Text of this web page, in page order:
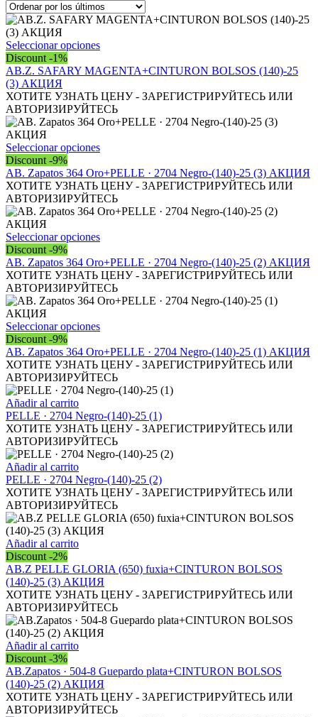
los
últimos
Seleccionar opcionesEste
tiene
variantes.
Las
opciones
pueden
en
la
página
de
Discount -1%
AB.Z. SAFARY MAGENTA+CINTURON BOLSOS (140)-25
(3) АКЦИЯ
ХОТИТЕ УЗНАТЬ ЦЕНУ - ЗАРЕГИСТРИРУЙТЕСЬ ИЛИ
АВТОРИЗИРУЙТЕСЬ
Seleccionar opcionesEste
tiene
múltiples
variantes.
Las
se
elegir
en
la
página
producto
Discount -9%
AB. Zapatos 364 Oro+PELLE · 2704 Negro-(140)-25 (3) АКЦИЯ
ХОТИТЕ УЗНАТЬ ЦЕНУ - ЗАРЕГИСТРИРУЙТЕСЬ ИЛИ
АВТОРИЗИРУЙТЕСЬ
Seleccionar opcionesEste
tiene
múltiples
variantes.
Las
se
elegir
en
la
página
producto
Discount -9%
AB. Zapatos 364 Oro+PELLE · 2704 Negro-(140)-25 (2) АКЦИЯ
ХОТИТЕ УЗНАТЬ ЦЕНУ - ЗАРЕГИСТРИРУЙТЕСЬ ИЛИ
АВТОРИЗИРУЙТЕСЬ
Seleccionar opcionesEste
tiene
múltiples
variantes.
Las
se
pueden
elegir
en
página
de
producto
Discount -9%
AB. Zapatos 364 Oro+PELLE · 2704 Negro-(140)-25 (1) АКЦИЯ
ХОТИТЕ УЗНАТЬ ЦЕНУ - ЗАРЕГИСТРИРУЙТЕСЬ ИЛИ
АВТОРИЗИРУЙТЕСЬ
Añadir al carrito
PELLE · 2704 Negro-(140)-25 (1)
ХОТИТЕ УЗНАТЬ ЦЕНУ - ЗАРЕГИСТРИРУЙТЕСЬ ИЛИ
АВТОРИЗИРУЙТЕСЬ
Añadir al carrito
PELLE · 2704 Negro-(140)-25 (2)
ХОТИТЕ УЗНАТЬ ЦЕНУ - ЗАРЕГИСТРИРУЙТЕСЬ ИЛИ
АВТОРИЗИРУЙТЕСЬ
Añadir al carrito
Discount -2%
AB.Z PELLE GLORIA (650) fuxia+CINTURON BOLSOS
(140)-25 (3) АКЦИЯ
ХОТИТЕ УЗНАТЬ ЦЕНУ - ЗАРЕГИСТРИРУЙТЕСЬ ИЛИ
АВТОРИЗИРУЙТЕСЬ
Añadir al carrito
Discount -3%
AB.Zapatos · 504-8 Guepardo plata+CINTURON BOLSOS
(140)-25 (2) АКЦИЯ
ХОТИТЕ УЗНАТЬ ЦЕНУ - ЗАРЕГИСТРИРУЙТЕСЬ ИЛИ
АВТОРИЗИРУЙТЕСЬ